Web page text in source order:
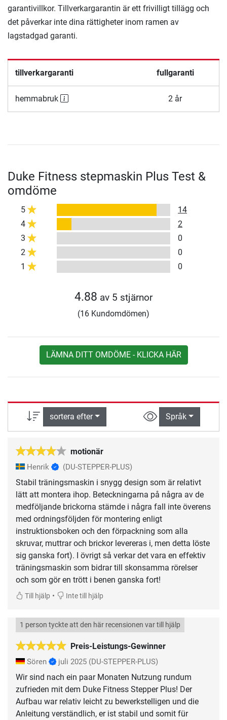
garantivillkor. Tillverkargarantin är ett frivilligt tillägg och
det påverkar inte dina rättigheter inom ramen av
lagstadgad garanti.
tillverkargaranti fullgaranti
hemmabruk 2 år
Duke Fitness stepmaskin Plus Test &
omdöme
5
14
4
2
3
0
2
0
1
0
4.88 av 5 stjärnor
(16 Kundomdömen)
LÄMNA DITT OMDÖME - KLICKA HÄR
sortera efter Språk
motionär
Henrik (DU-STEPPER-PLUS)
Stabil träningsmaskin i snygg design som är relativt
lätt att montera ihop. Beteckningarna på några av de
medföljande brickorna stämde i några fall inte överens
med ordningsföljden för montering enligt
instruktionsboken och den förpackning som alla
skruvar, muttrar och brickor levereras i, men detta löste
sig ganska fort). I övrigt så verkar det vara en effektiv
träningsmaskin som bidrar till skonsamma rörelser
och som gör en trött i benen ganska fort!
Till hjälp • Inte till hjälp
Preis-Leistungs-Gewinner
1 person tyckte att den här recensionen var till hjälp
Sören juli 2025 (DU-STEPPER-PLUS)
Wir sind nach ein paar Monaten Nutzung rundum
zufrieden mit dem Duke Fitness Stepper Plus! Der
Aufbau war relativ leicht zu bewerkstelligen und die
Anleitung verständlich, er ist stabil und somit für